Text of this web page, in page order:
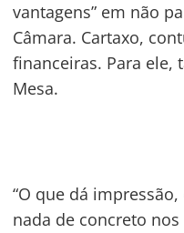
vantagens” em não
Câmara. Cartaxo,
financeiras. Para ele,
Mesa.
“O que dá
nada de concreto